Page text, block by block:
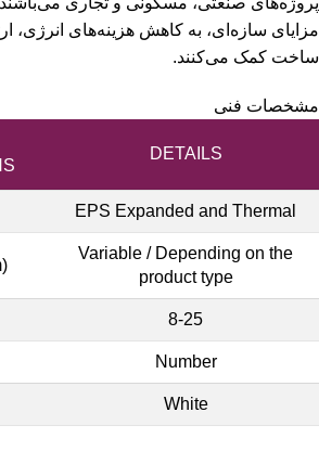
مزایای سازه‌ای، به کاهش هزینه‌های انرژی،
ساخت کمک می‌کنند.
مشخصات فنی
DETAILS
EPS Expanded and Thermal
Variable / Depending on the
product type
8-25
Number
White